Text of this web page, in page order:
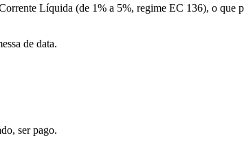
Líquida (de 1% a 5%, regime EC 136), o que
de data.
ser pago.